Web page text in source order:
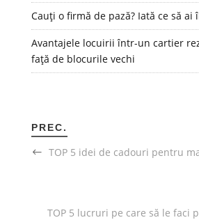
Cauți o firmă de pază? Iată ce să ai
Avantajele locuirii într-un cartier
față de blocurile vechi
PREC.
TOP 5 idei de cadouri pentru
TOP 5 lucruri pe care să le faci